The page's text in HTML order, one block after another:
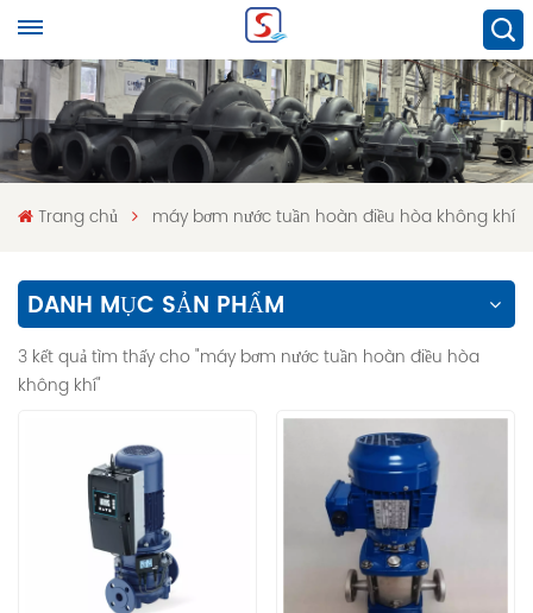
Trang chủ máy bơm nước tuần hoàn điều hòa không khí
DANH MỤC SẢN PHẨM
3 kết quả tìm thấy cho "máy bơm nước tuần hoàn điều hòa
không khí"